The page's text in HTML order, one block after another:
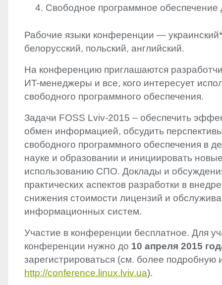
Свободное программное обеспечение
Рабочие языки конференции —
белорусский, польский, английский.
На конференцию приглашаются
ИT-менеджеры и все, кого интересует
свободного программного обеспечения.
Задачи FOSS Lviv-2015 – обеспечить
обмен информацией, обсудить
свободного программного обеспечения в
науке и образовании и инициировать
использованию СПО. Доклады и
практических аспектов разработки в
снижения стоимости лицензий и
информационных систем.
Участие в конференции бесплатное. Для
конференции нужно до 10 апреля 2015
зарегистрироваться (см. более
http://conference.linux.lviv.ua).